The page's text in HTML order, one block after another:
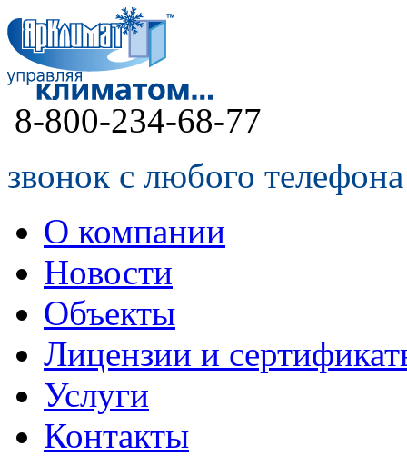
8-800-234-68-77
звонок с любого
О компании
Новости
Объекты
Лицензии и
Услуги
Контакты